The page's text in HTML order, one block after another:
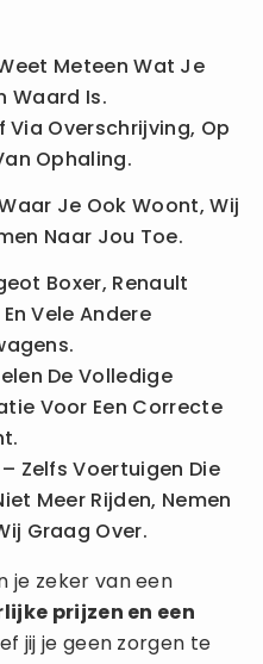
Meteen Wat Je
Waard Is.
Overschrijving, Op
Ophaling.
Je Ook Woont, Wij
Naar Jou Toe.
Boxer, Renault
Vele Andere
De Volledige
Voor Een Correcte
– Zelfs Voertuigen Die
Meer Rijden, Nemen
Graag Over.
je zeker van een
prijzen en een
jij je geen zorgen te